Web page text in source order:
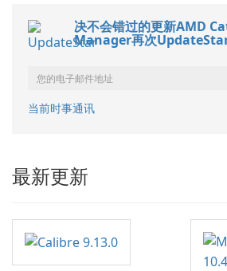
决不会错过的更新AMD
Manager再次
当前时事通讯
最新更新